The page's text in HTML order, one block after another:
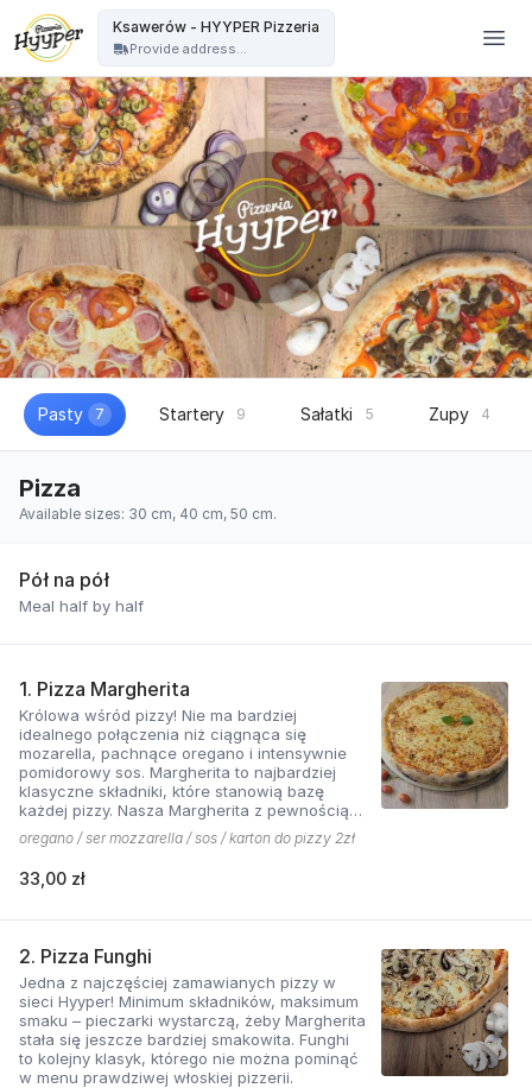
Ksawerów - HYYPER Pizzeria
Provide address...
Pasty 7 Startery 9 Sałatki 5 Zupy 4
Pizza
Available sizes: 30 cm, 40 cm, 50 cm.
Pół na pół
Meal half by half
1. Pizza Margherita
Królowa wśród pizzy! Nie ma bardziej
idealnego połączenia niż ciągnąca się
mozarella, pachnące oregano i intensywnie
pomidorowy sos. Margherita to najbardziej
klasyczne składniki, które stanowią bazę
każdej pizzy. Nasza Margherita z pewnością
nie ma sobie równych w okolicy!
oregano / ser mozzarella / sos / karton do pizzy 2zł
33,00 zł
2. Pizza Funghi
Jedna z najczęściej zamawianych pizzy w
sieci Hyyper! Minimum składników, maksimum
smaku – pieczarki wystarczą, żeby Margherita
stała się jeszcze bardziej smakowita. Funghi
to kolejny klasyk, którego nie można pominąć
w menu prawdziwej włoskiej pizzerii.